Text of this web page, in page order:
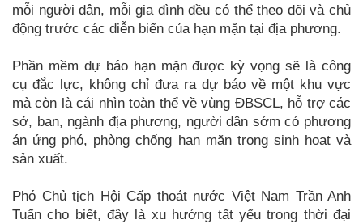
mỗi người dân, mỗi gia đình đều có thể theo dõi và chủ
động trước các diễn biến của hạn mặn tại địa phương.
Phần mềm dự báo hạn mặn được kỳ vọng sẽ là công
cụ đắc lực, không chỉ đưa ra dự báo về một khu vực
mà còn là cái nhìn toàn thể về vùng ĐBSCL, hỗ trợ các
sở, ban, ngành địa phương, người dân sớm có phương
án ứng phó, phòng chống hạn mặn trong sinh hoạt và
sản xuất.
Phó Chủ tịch Hội Cấp thoát nước Việt Nam Trần Anh
Tuấn cho biết, đây là xu hướng tất yếu trong thời đại